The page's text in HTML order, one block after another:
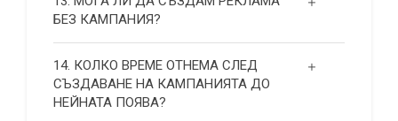
БЕЗ КАМПАНИЯ?
14. КОЛКО ВРЕМЕ ОТНЕМА СЛЕД
СЪЗДАВАНЕ НА КАМПАНИЯТА ДО
НЕЙНАТА ПОЯВА?